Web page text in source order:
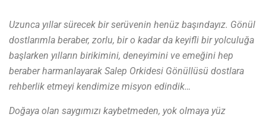
Uzunca yıllar sürecek bir serüvenin henüz başındayız. Gönül
dostlarımla beraber, zorlu, bir o kadar da keyifli bir yolculuğa
başlarken yılların birikimini, deneyimini ve emeğini hep
beraber harmanlayarak Salep Orkidesi Gönüllüsü dostlara
rehberlik etmeyi kendimize misyon edindik…
Doğaya olan saygımızı kaybetmeden, yok olmaya yüz